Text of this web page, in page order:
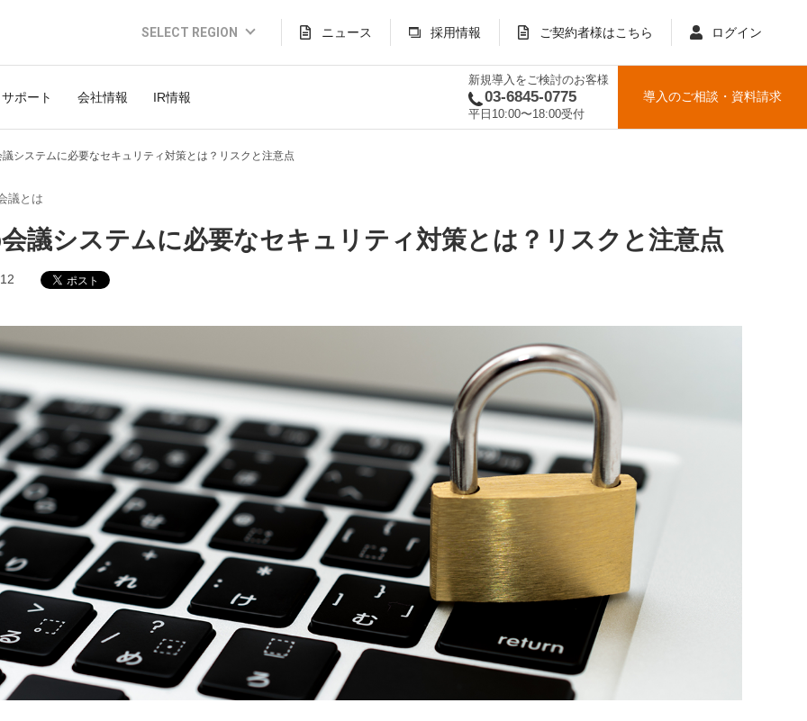
SELECT REGION
Global Website (English)
JAPAN (日本語)
TAIWAN(繁體)
ニュース 採用情報 ご契約者様はこちら ログイン
サポート 会社情報 IR情報
新規導入をご検討のお客様
03-6845-0775
平日10:00〜18:00受付
導入のご相談 ・ 資料請求
議システムに必要なセキュリティ対策とは？リスクと注意点
議とは
議システムに必要なセキュリティ対策とは？リスクと注意点